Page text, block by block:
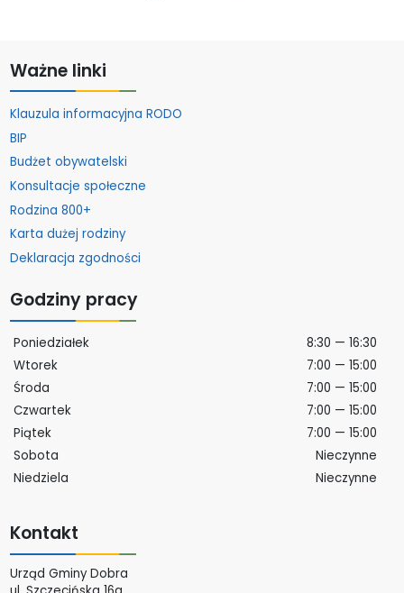
Ważne linki
Klauzula informacyjna RODO
BIP
Budżet obywatelski
Konsultacje społeczne
Rodzina 800+
Karta dużej rodziny
Deklaracja zgodności
Godziny pracy
Poniedziałek
8:30 — 16:30
Wtorek
7:00 — 15:00
Środa
7:00 — 15:00
Czwartek
7:00 — 15:00
Piątek
7:00 — 15:00
Sobota
Nieczynne
Niedziela
Nieczynne
Kontakt
Urząd Gminy Dobra